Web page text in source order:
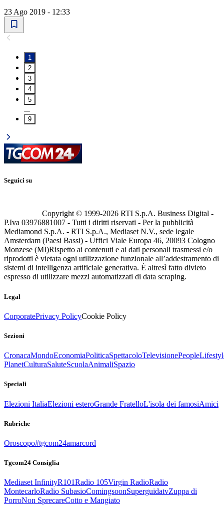
23 Ago 2019 - 12:33
1
2
3
4
5
...
9
Seguici su
Copyright © 1999-2026 RTI S.p.A. Business Digital -
P.Iva 03976881007 - Tutti i diritti riservati - Per la pubblicità
Mediamond S.p.A. - RTI S.p.A., Mediaset N.V., sede legale
Amsterdam (Paesi Bassi) - Uffici Viale Europa 46, 20093 Cologno
Monzese (MI)Rispetto ai contenuti e ai dati personali trasmessi e/o
riprodotti è vietata ogni utilizzazione funzionale all’addestramento di
sistemi di intelligenza artificiale generativa. È altresì fatto divieto
espresso di utilizzare mezzi automatizzati di data scraping.
Legal
CorporatePrivacy PolicyCookie Policy
Sezioni
CronacaMondoEconomiaPoliticaSpettacoloTelevisionePeople
PlanetCulturaSaluteScuolaAnimaliSpazio
Speciali
Elezioni ItaliaElezioni esteroGrande FratelloL'isola dei famosiAmici
Rubriche
Oroscopo#tgcom24amarcord
Tgcom24 Consiglia
Mediaset InfinityR101Radio 105Virgin RadioRadio
MontecarloRadio SubasioComingsoonSuperguidatvZuppa di
PorroNon SprecareCotto e Mangiato